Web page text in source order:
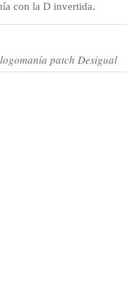
con la D invertida.
patch Desigual